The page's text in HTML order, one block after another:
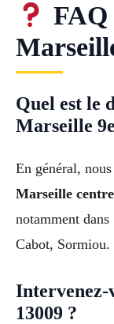
FAQ
Quel est le
Marseille
En général,
Marseille
notamment
Cabot, Sormiou.
Intervenez-
13009 ?